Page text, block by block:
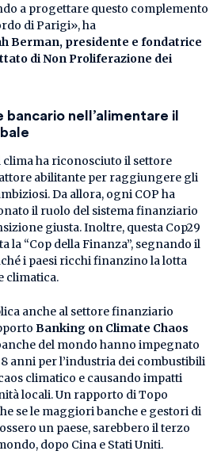
a progettare questo complemento
di Parigi», ha
Berman, presidente e fondatrice
di Non Proliferazione dei
bancario nell’alimentare il
clima ha riconosciuto il settore
abilitante per raggiungere gli
Da allora, ogni COP ha
il ruolo del sistema finanziario
giusta. Inoltre, questa Cop29
la “Cop della Finanza”, segnando il
i paesi ricchi finanzino la lotta
climatica.
anche al settore finanziario
Banking on Climate Chaos
del mondo hanno impegnato
anni per l’industria dei combustibili
climatico e causando impatti
locali. Un rapporto di Topo
se le maggiori banche e gestori di
un paese, sarebbero il terzo
dopo Cina e Stati Uniti.